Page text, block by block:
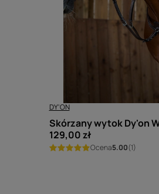
DY'ON
Skórzany wytok Dy'on
129,00 zł
Ocena5.00(1)